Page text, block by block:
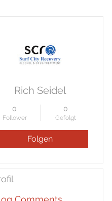
Rich Seidel
0
Follower
0
Gefolgt
Folgen